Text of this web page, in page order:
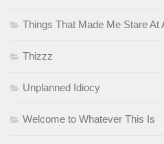
Things That Made Me Stare At
Thizzz
Unplanned Idiocy
Welcome to Whatever This Is